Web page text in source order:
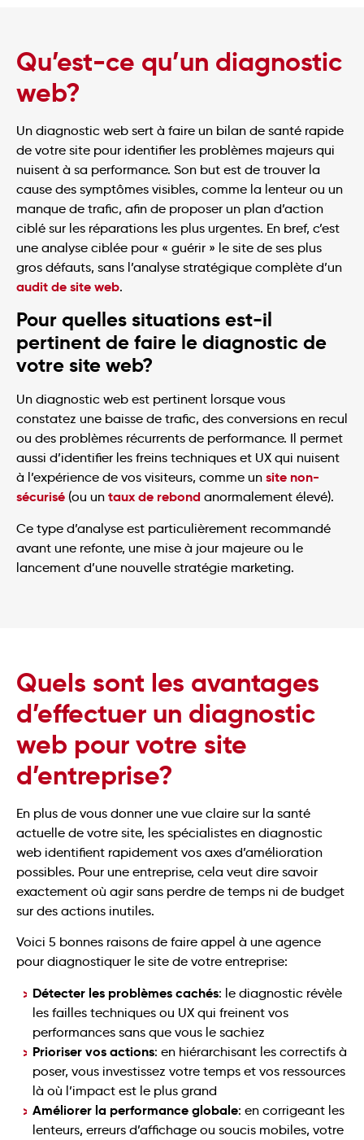
Qu’est-ce qu’un diagnostic
web?
Un diagnostic web sert à faire un bilan de santé rapide
de votre site pour identifier les problèmes majeurs qui
nuisent à sa performance. Son but est de trouver la
cause des symptômes visibles, comme la lenteur ou un
manque de trafic, afin de proposer un plan d’action
ciblé sur les réparations les plus urgentes. En bref, c’est
une analyse ciblée pour « guérir » le site de ses plus
gros défauts, sans l’analyse stratégique complète d’un
audit de site web.
Pour quelles situations est-il
pertinent de faire le diagnostic de
votre site web?
Un diagnostic web est pertinent lorsque vous
constatez une baisse de trafic, des conversions en recul
ou des problèmes récurrents de performance. Il permet
aussi d’identifier les freins techniques et UX qui nuisent
à l’expérience de vos visiteurs, comme un site non-
sécurisé (ou un taux de rebond anormalement élevé).
Ce type d’analyse est particulièrement recommandé
avant une refonte, une mise à jour majeure ou le
lancement d’une nouvelle stratégie marketing.
Quels sont les avantages
d’effectuer un diagnostic
web pour votre site
d’entreprise?
En plus de vous donner une vue claire sur la santé
actuelle de votre site, les spécialistes en diagnostic
web identifient rapidement vos axes d’amélioration
possibles. Pour une entreprise, cela veut dire savoir
exactement où agir sans perdre de temps ni de budget
sur des actions inutiles.
Voici 5 bonnes raisons de faire appel à une agence
pour diagnostiquer le site de votre entreprise:
Détecter les problèmes cachés: le diagnostic révèle
les failles techniques ou UX qui freinent vos
performances sans que vous le sachiez
Prioriser vos actions: en hiérarchisant les correctifs à
poser, vous investissez votre temps et vos ressources
là où l’impact est le plus grand
Améliorer la performance globale: en corrigeant les
lenteurs, erreurs d’affichage ou soucis mobiles, votre